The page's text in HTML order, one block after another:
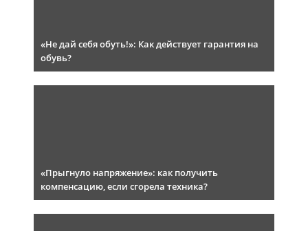
«Не дай себя обуть!»: Как действует гарантия на
обувь?
«Прыгнуло напряжение»: как получить
компенсацию, если сгорела техника?